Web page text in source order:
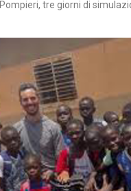
Pompieri, tre giorni di